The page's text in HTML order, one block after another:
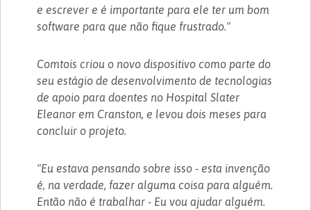
e escrever e é importante para ele ter um bom
software para que não fique frustrado."
Comtois criou o novo dispositivo como parte do
seu estágio de desenvolvimento de tecnologias
de apoio para doentes no Hospital Slater
Eleanor em Cranston, e levou dois meses para
concluir o projeto.
"Eu estava pensando sobre isso - esta invenção
é, na verdade, fazer alguma coisa para alguém.
Então não é trabalhar - Eu vou ajudar alguém.